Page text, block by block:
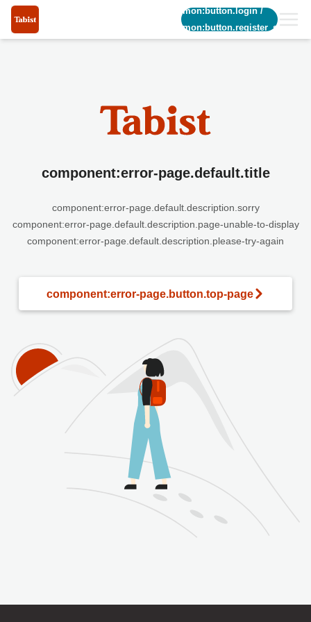
common:button.login/
common:button.register_short
component:error-page.default.title
component:error-page.default.description.sorry
component:error-page.default.description.page-unable-to-display
component:error-page.default.description.please-try-again
component:error-page.button.top-page